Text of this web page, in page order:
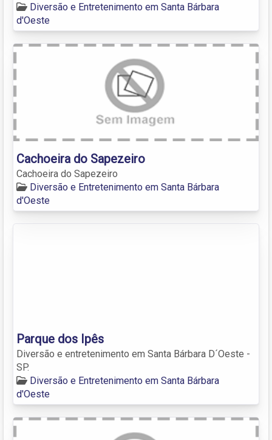
Diversão e Entretenimento em Santa Bárbara
d'Oeste
Cachoeira do Sapezeiro
Cachoeira do Sapezeiro
Diversão e Entretenimento em Santa Bárbara
d'Oeste
Parque dos Ipês
Diversão e entretenimento em Santa Bárbara D´Oeste -
SP.
Diversão e Entretenimento em Santa Bárbara
d'Oeste